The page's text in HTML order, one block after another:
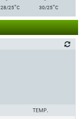
28/25°C 30/25°C
TEMP.